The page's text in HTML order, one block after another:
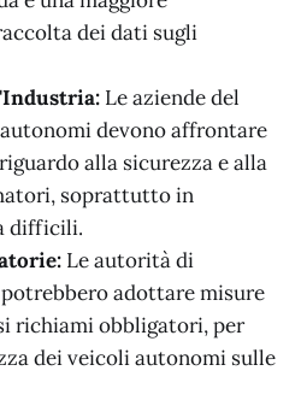
dei dati sugli
Le aziende del
devono affrontare
alla sicurezza e alla
soprattutto in
difficili.
Le autorità di
adottare misure
richiami obbligatori, per
dei veicoli autonomi sulle